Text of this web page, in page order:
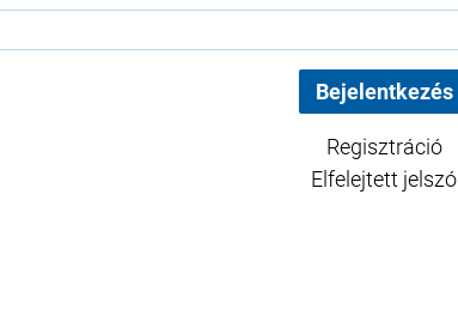
Regisztráció
Elfelejtett jelszó